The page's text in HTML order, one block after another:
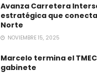
Avanza Carretera
estratégica que
Norte
NOVIEMBRE 15, 2025
Marcelo termina el
gabinete